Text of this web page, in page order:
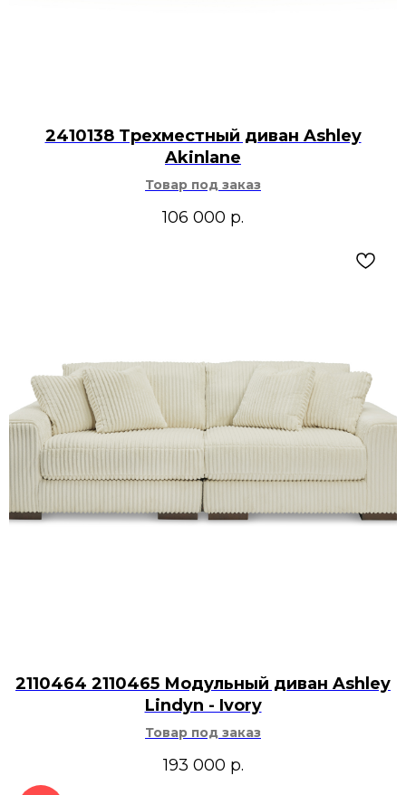
2410138 Трехместный диван Ashley
Akinlane
Товар под заказ
106 000 р.
2110464 2110465 Модульный диван Ashley
Lindyn - Ivory
Товар под заказ
193 000 р.